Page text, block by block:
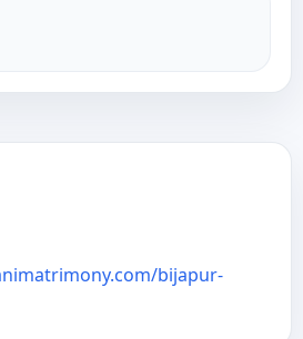
bijapur-